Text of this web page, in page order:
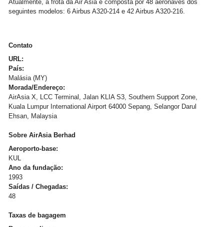
Atualmente, a frota da Air Asia é composta por 48 aeronaves dos
seguintes modelos: 6 Airbus A320-214 e 42 Airbus A320-216.
Contato
URL:
País:
Malásia (MY)
Morada/Endereço:
AirAsia X, LCC Terminal, Jalan KLIA S3, Southern Support Zone,
Kuala Lumpur International Airport 64000 Sepang, Selangor Darul
Ehsan, Malaysia
Sobre AirAsia Berhad
Aeroporto-base:
KUL
Ano da fundação:
1993
Saídas / Chegadas:
48
Taxas de bagagem